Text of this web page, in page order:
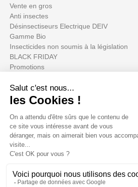
Vente en gros
Anti insectes
Désinsectiseurs Electrique DEIV
Gamme Bio
Insecticides non soumis à la législation
BLACK FRIDAY
Promotions
Votre compte
Informations